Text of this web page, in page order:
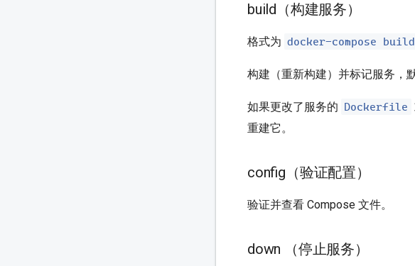
build（构建服务）
格式为 docker-compose
构建（重新构建）并标记服务，
如果更改了服务的 Dockerfile
重建它。
config（验证配置）
验证并查看 Compose 文件。
down （停止服务）